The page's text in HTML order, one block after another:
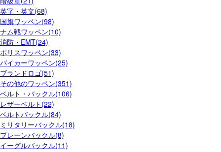
英字・英文(68)
国旗ワッペン(98)
ナム戦ワッペン(10)
消防・EMT(24)
ポリスワッペン(33)
バイカーワッペン(25)
ブランドロゴ(51)
その他のワッペン(351)
ベルト・バックル(106)
レザーベルト(22)
ベルトバックル(84)
ミリタリーバックル(18)
プレーンバックル(8)
イーグルバックル(11)